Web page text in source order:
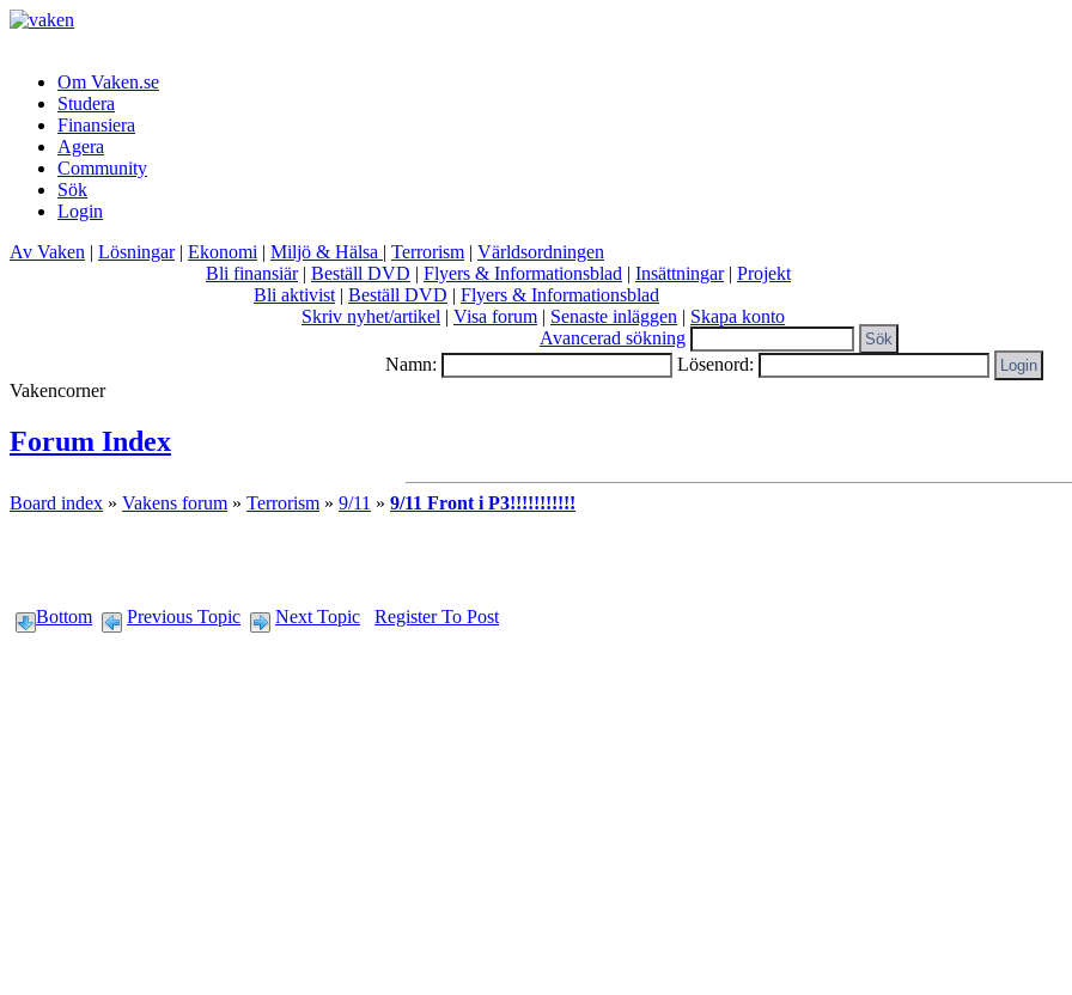
Om Vaken.se
Studera
Finansiera
Agera
Community
Sök
Login
Av Vaken | Lösningar| Ekonomi | Miljö & Hälsa | Terrorism | Världsordningen
Bli finansiär| Beställ DVD | Flyers & Informationsblad | Insättningar| Projekt
Bli aktivist | Beställ DVD | Flyers & Informationsblad
Skriv nyhet/artikel | Visa forum | Senaste inläggen | Skapa konto
Avancerad sökning
Namn:
Lösenord:
Vakencorner
Forum Index
Board index » Vakens forum » Terrorism » 9/11 » 9/11 Front i P3!!!!!!!!!!!
Bottom Previous Topic Next Topic Register To Post